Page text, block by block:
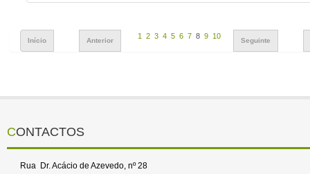
Início Anterior
1 2 3 4 5 6 7 8 9 10
Seguinte
CONTACTOS
Rua Dr. Acácio de Azevedo, nº 28